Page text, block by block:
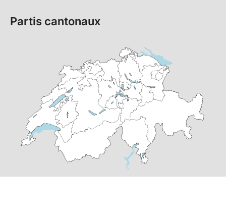
Partis cantonaux